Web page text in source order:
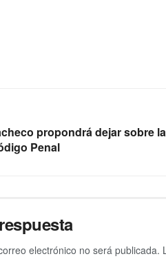
propondrá dejar sobre la
Penal
electrónico no será publicada.